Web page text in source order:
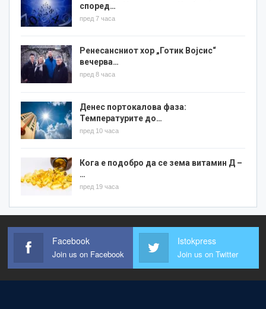
според…
пред 7 часа
Ренесансниот хор „Готик Војсис“
вечерва…
пред 8 часа
Денес портокалова фаза:
Температурите до…
пред 10 часа
Кога е подобро да се зема витамин Д –
…
пред 19 часа
Facebook
Join us on Facebook
Istokpress
Join us on Twitter